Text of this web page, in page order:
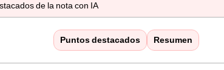
de la nota con IA
Puntos destacados Resumen